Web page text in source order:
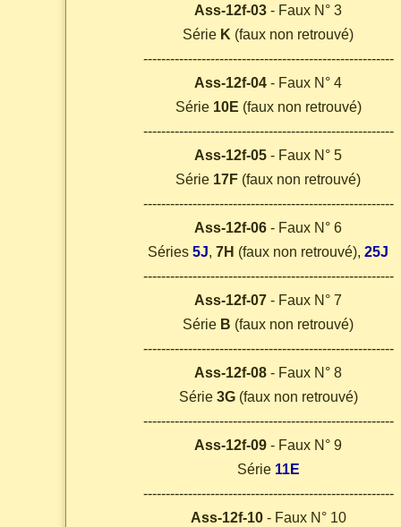
Ass-12f-03 - Faux N° 3
Série K (faux non retrouvé)
--------------------------------------------------------
Ass-12f-04 - Faux N° 4
Série 10E (faux non retrouvé)
--------------------------------------------------------
Ass-12f-05 - Faux N° 5
Série 17F (faux non retrouvé)
--------------------------------------------------------
Ass-12f-06 - Faux N° 6
Séries5J,7H (faux non retrouvé),25J
--------------------------------------------------------
Ass-12f-07 - Faux N° 7
Série B (faux non retrouvé)
--------------------------------------------------------
Ass-12f-08 - Faux N° 8
Série 3G (faux non retrouvé)
--------------------------------------------------------
Ass-12f-09 - Faux N° 9
Série 11E
--------------------------------------------------------
Ass-12f-10 - Faux N° 10